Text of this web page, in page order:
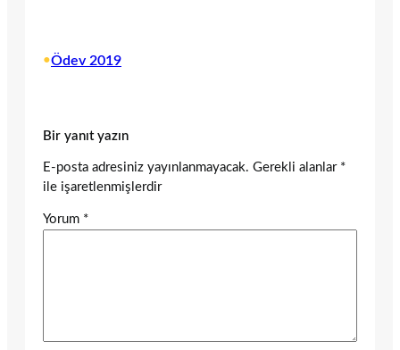
•Ödev 2019
Bir yanıt yazın
E-posta adresiniz yayınlanmayacak. Gerekli alanlar *
ile işaretlenmişlerdir
Yorum *